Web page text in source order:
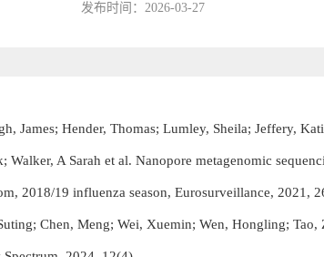
发布时间：2026-03-27
James; Hender, Thomas; Lumley, Sheila; Jeffery,
A Sarah et al. Nanopore metagenomic
2018/19 influenza season, Eurosurveillance, 2021,
Chen, Meng; Wei, Xuemin; Wen, Hongling;